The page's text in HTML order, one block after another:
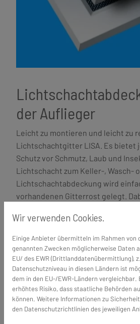
der Auflieger
Leicht zu montieren und leicht zu
Lichtschachtgitter LISA. Es bietet
Schutz vor Schmutz, Laub und
Lichtschacht zum Keller-, Wasch-
Lichtschachtabdeckung wird
vorhandenen Gitterrost gelegt.
Auflieger ist begehbar – und sogar
komfortabel mit einem Besen
Wir verwenden Cookies.
Einige Anbieter übermitteln im Rahmen von
genannten Zwecken möglicherweise Daten
EU/ des EWR (Drittlanddatenübermittlung),
Datenschutzniveau in diesen Ländern ist
dem in den EU-/EWR-Ländern vergleichbar.
erhöhtes Risiko, dass staatliche Behörden
können. Weitere Informationen zu
den Datenschutzrichtlinien des jeweiligen